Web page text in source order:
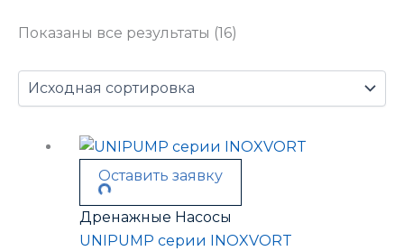
Показаны все результаты (16)
Оставить заявку
Дренажные Насосы
UNIPUMP серии INOXVORT